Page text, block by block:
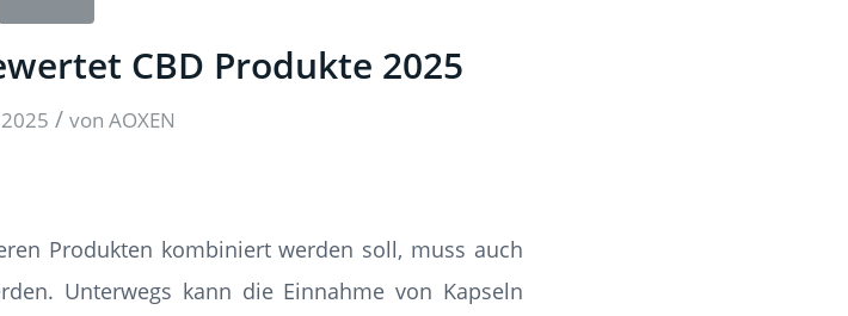
CBD Produkte 2025
/ von AOXEN
Produkten kombiniert werden soll, muss auch
Unterwegs kann die Einnahme von Kapseln